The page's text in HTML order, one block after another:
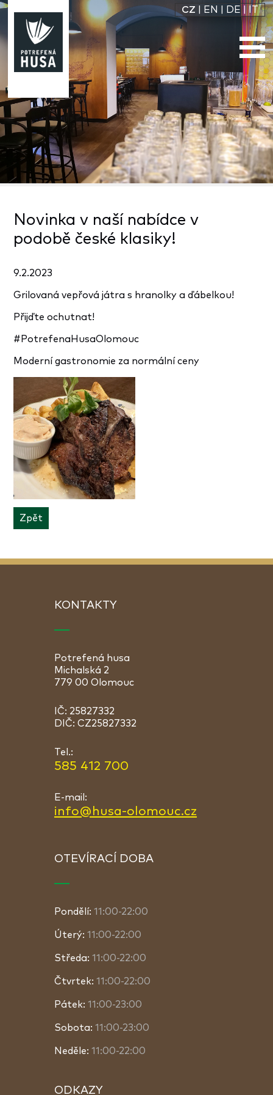
CZ EN DE|IT
Novinka v naší nabídce v
podobě české klasiky!
9.2.2023
Grilovaná vepřová játra s hranolky a ďábelkou!
Přijďte ochutnat!
#PotrefenaHusaOlomouc
Moderní gastronomie za normální ceny
Zpět
KONTAKTY
Potrefená husa
Michalská 2
779 00 Olomouc
IČ: 25827332
DIČ: CZ25827332
Tel.:
585 412 700
E-mail:
info@husa-olomouc.cz
OTEVÍRACÍ DOBA
Pondělí: 11:00-22:00
Úterý: 11:00-22:00
Středa: 11:00-22:00
Čtvrtek: 11:00-22:00
Pátek: 11:00-23:00
Sobota: 11:00-23:00
Neděle: 11:00-22:00
ODKAZY